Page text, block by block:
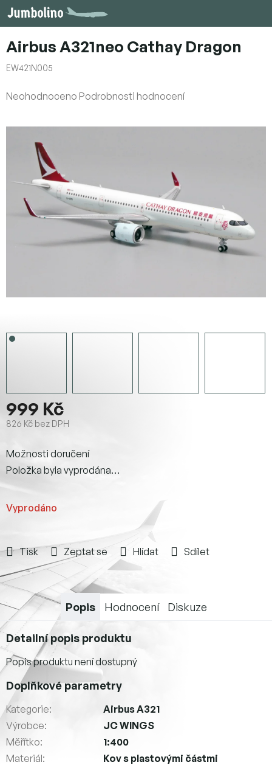
Přejít
na
Airbus A321neo Cathay Dragon
EW421N005
Průměrné
hvězdiček.
Neohodnoceno Podrobnosti hodnocení
999 Kč
826 Kč bez DPH
cena:
Vyprodáno
Možnosti doručení
Položka byla vyprodána…
Tisk Zeptat se Hlídat Sdílet
Popis Hodnocení Diskuze
Detailní popis produktu
Popis produktu není dostupný
Doplňkové parametry
Kategorie:
Airbus A321
Výrobce:
JC WINGS
Měřítko:
1:400
Materiál:
Kov s plastovými částmi